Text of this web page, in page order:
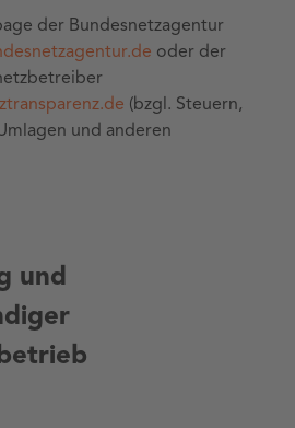
der Bundesnetzagentur
oder der
(bzgl. Steuern,
und anderen
und